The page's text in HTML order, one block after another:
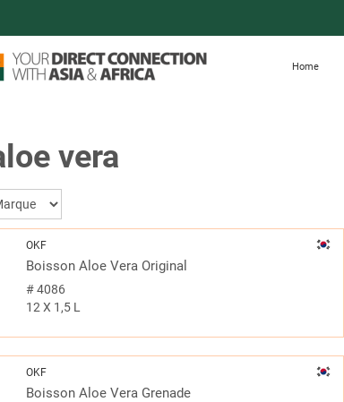
Home
vera
OKF
Boisson Aloe Vera Original
#4086
12 X 1,5 L
OKF
Boisson Aloe Vera Grenade